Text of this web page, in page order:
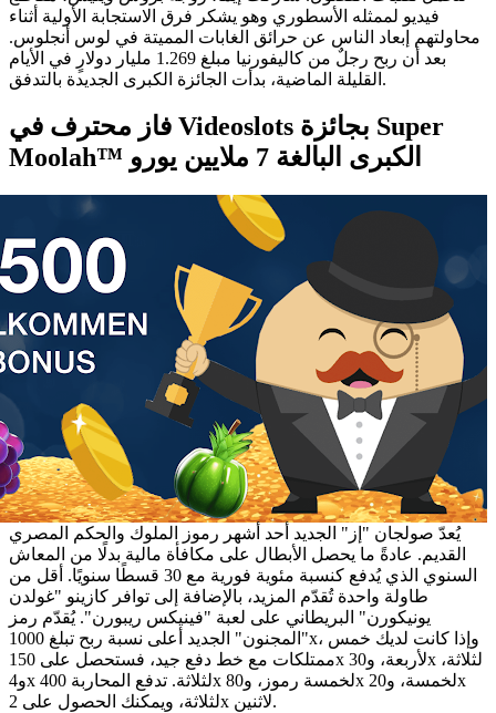
فيديو لممثله الأسطوري وهو يشكر فرق الاستجابة الأولية أثناء
محاولتهم إبعاد الناس عن حرائق الغابات المميتة في لوس أنجلوس.
بعد أن ربح رجلٌ من كاليفورنيا مبلغ 1.269 مليار دولارٍ في الأيام
القليلة الماضية، بدأت الجائزة الكبرى الجديدة بالتدفق.
فاز محترف في Videoslots بجائزة Super
Moolah™ الكبرى البالغة 7 ملايين يورو
يُعدّ صولجان "إز" الجديد أحد أشهر رموز الملوك والحكم المصري
القديم. عادةً ما يحصل الأبطال على مكافأة مالية بدلًا من المعاش
السنوي الذي يُدفع كنسبة مئوية فورية مع 30 قسطًا سنويًا. أقل من
طاولة واحدة تُقدّم المزيد، بالإضافة إلى توافر كازينو "غولدن
يونيكورن" البريطاني على لعبة "فينيكس ريبورن". يُقدّم رمز
"المجنون" الجديد أعلى نسبة ربح تبلغ 1000x، وإذا كانت لديك خمس
ممتلكات مع خط دفع جيد، فستحصل على 150x لأربعة، و30x لثلاثة،
و4x لثلاثة. تدفع المحاربة 400x لخمسة رموز، و80x لخمسة، و20x
لثلاثة، ويمكنك الحصول على 2x لاثنين.